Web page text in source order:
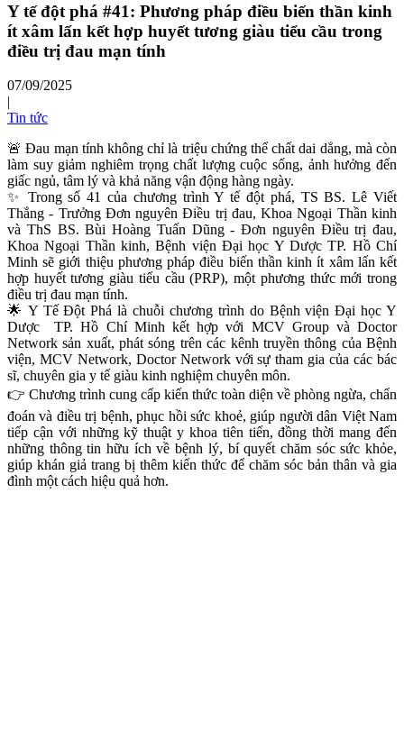
Y tế đột phá #41: Phương pháp điều biến thần kinh
ít xâm lấn kết hợp huyết tương giàu tiểu cầu trong
điều trị đau mạn tính
07/09/2025
|
Tin tức
🚨 Đau mạn tính không chỉ là triệu chứng thể chất dai dẳng, mà còn
làm suy giảm nghiêm trọng chất lượng cuộc sống, ảnh hưởng đến
giấc ngủ, tâm lý và khả năng vận động hàng ngày.
✨ Trong số 41 của chương trình Y tế đột phá, TS BS. Lê Viết
Thắng - Trưởng Đơn nguyên Điều trị đau, Khoa Ngoại Thần kinh
và ThS BS. Bùi Hoàng Tuấn Dũng - Đơn nguyên Điều trị đau,
Khoa Ngoại Thần kinh, Bệnh viện Đại học Y Dược TP. Hồ Chí
Minh sẽ giới thiệu phương pháp điều biến thần kinh ít xâm lấn kết
hợp huyết tương giàu tiểu cầu (PRP), một phương thức mới trong
điều trị đau mạn tính.
🌟 Y Tế Đột Phá là chuỗi chương trình do Bệnh viện Đại học Y
Dược TP. Hồ Chí Minh kết hợp với MCV Group và Doctor
Network sản xuất, phát sóng trên các kênh truyền thông của Bệnh
viện, MCV Network, Doctor Network với sự tham gia của các bác
sĩ, chuyên gia y tế giàu kinh nghiệm chuyên môn.
👉 Chương trình cung cấp kiến thức toàn diện về phòng ngừa, chẩn
đoán và điều trị bệnh, phục hồi sức khoẻ, giúp người dân Việt Nam
tiếp cận với những kỹ thuật y khoa tiên tiến, đồng thời mang đến
những thông tin hữu ích về bệnh lý, bí quyết chăm sóc sức khỏe,
giúp khán giả trang bị thêm kiến thức để chăm sóc bản thân và gia
đình một cách hiệu quả hơn.